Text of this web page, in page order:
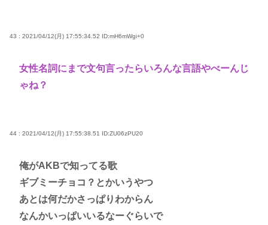
43 : 2021/04/12(月) 17:55:34.52 ID:mH6mWgi+0
女性名詞にまで文句言ったらいろんな言語やべーんじ
ゃね？
44 : 2021/04/12(月) 17:55:38.51 ID:ZU06zPU20
俺がAKBで知ってる歌
ギブミーチョコ？とかいうやつ
あとは何だかさっぱりわからん
なんかいっぱいいるなーぐらいで